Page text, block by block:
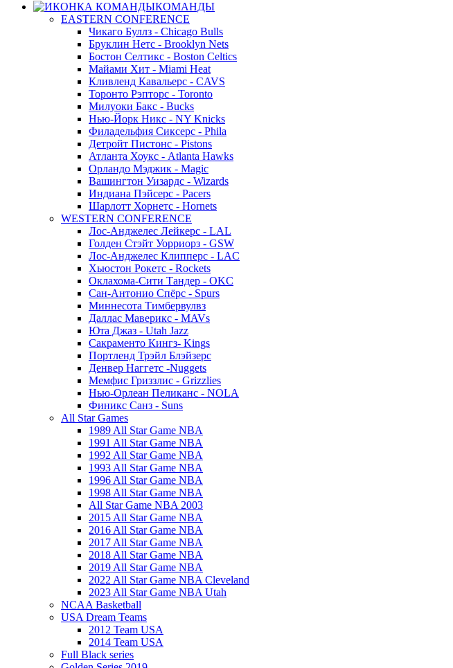
КОМАНДЫ
EASTERN CONFERENCE
Чикаго Буллз - Chicago Bulls
Бруклин Нетс - Brooklyn Nets
Бостон Селтикс - Boston Celtics
Майами Хит - Miami Heat
Кливленд Кавальерс - CAVS
Торонто Рэпторс - Toronto
Милуоки Бакс - Bucks
Нью-Йорк Никс - NY Knicks
Филадельфия Сиксерс - Phila
Детройт Пистонс - Pistons
Атланта Хоукс - Atlanta Hawks
Орландо Мэджик - Magic
Вашингтон Уизардс - Wizards
Индиана Пэйсерс - Pacers
Шарлотт Хорнетс - Hornets
WESTERN CONFERENCE
Лос-Анджелес Лейкерс - LAL
Голден Стэйт Уорриорз - GSW
Лос-Анджелес Клипперс - LAC
Хьюстон Рокетс - Rockets
Оклахома-Сити Тандер - OKC
Сан-Антонио Спёрс - Spurs
Миннесота Тимбервулвз
Даллас Маверикс - MAVs
Юта Джаз - Utah Jazz
Сакраменто Кингз- Kings
Портленд Трэйл Блэйзерс
Денвер Наггетс -Nuggets
Мемфис Гриззлис - Grizzlies
Нью-Орлеан Пеликанс - NOLA
Финикс Санз - Suns
All Star Games
1989 All Star Game NBA
1991 All Star Game NBA
1992 All Star Game NBA
1993 All Star Game NBA
1996 All Star Game NBA
1998 All Star Game NBA
All Star Game NBA 2003
2015 All Star Game NBA
2016 All Star Game NBA
2017 All Star Game NBA
2018 All Star Game NBA
2019 All Star Game NBA
2022 All Star Game NBA Cleveland
2023 All Star Game NBA Utah
NCAA Basketball
USA Dream Teams
2012 Team USA
2014 Team USA
Full Black series